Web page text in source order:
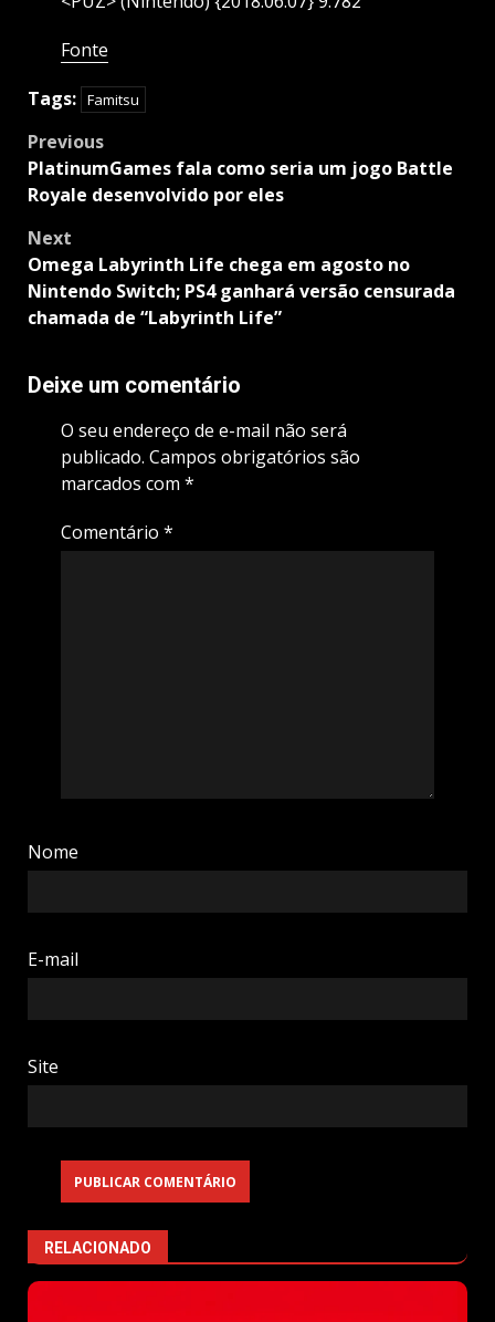
Fonte
Tags: Famitsu
Post
navigation
Previous
PlatinumGames fala como seria um jogo Battle
Royale desenvolvido por eles
Next
Omega Labyrinth Life chega em agosto no
Nintendo Switch; PS4 ganhará versão censurada
chamada de “Labyrinth Life”
Deixe um comentário
O seu endereço de e-mail não será
publicado. Campos obrigatórios são
marcados com *
Comentário *
Nome
E-mail
Site
RELACIONADO